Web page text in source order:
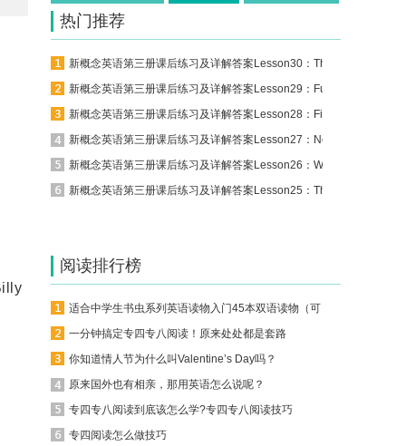
热门推荐
阅读排行榜
一分钟搞定专四专八阅读！原来处处都是套路
你知道情人节为什么叫Valentine’s Day吗？
原来国外也有相亲，那用英语怎么说呢？
专四专八阅读到底该怎么学?专四专八阅读技巧
专四阅读怎么做技巧